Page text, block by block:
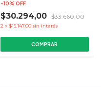
-10% OFF
$30.294,00 $33.660,00
2 x $15.147,00 sin interés
COMPRAR